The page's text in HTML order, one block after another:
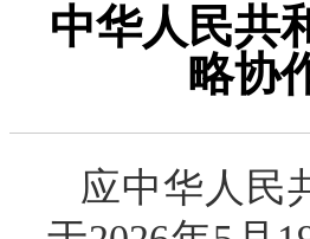
中华人民共
略协
应中华人民